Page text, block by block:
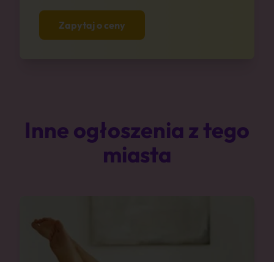
Zapytaj o ceny
Inne ogłoszenia z tego
miasta